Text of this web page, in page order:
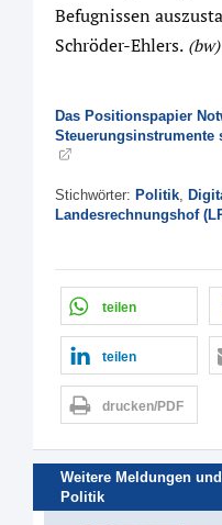
Befugnissen
Schröder-Ehlers. (bw)
Das Positionspapier
Steuerungsinstrumente
Stichwörter: Politik,
Landesrechnungshof
teilen
teilen
drucken/PDF
Weitere Meldungen
Politik